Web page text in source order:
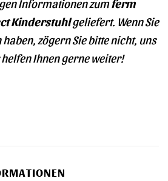
Informationen zumferm
Kinderstuhlgeliefert. Wenn Sie
zögern Sie bitte nicht, uns
Ihnen gerne weiter!